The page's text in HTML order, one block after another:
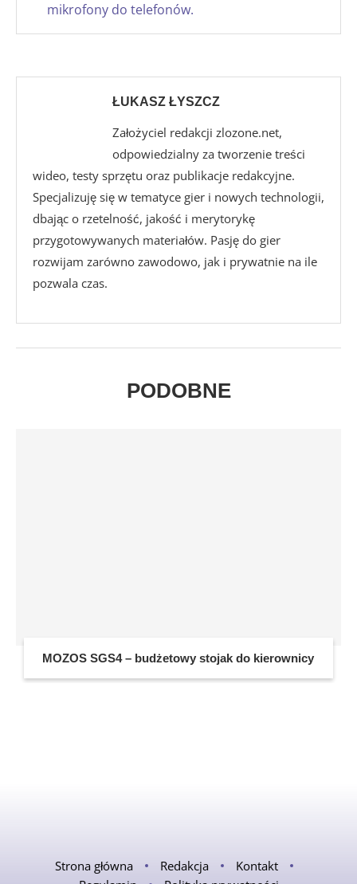
mikrofony do telefonów.
ŁUKASZ ŁYSZCZ
Założyciel redakcji zlozone.net,
odpowiedzialny za tworzenie treści
wideo, testy sprzętu oraz publikacje redakcyjne.
Specjalizuję się w tematyce gier i nowych technologii,
dbając o rzetelność, jakość i merytorykę
przygotowywanych materiałów. Pasję do gier
rozwijam zarówno zawodowo, jak i prywatnie na ile
pozwala czas.
PODOBNE
MOZOS SGS4 – budżetowy stojak do kierownicy
Strona główna Redakcja
Kontakt